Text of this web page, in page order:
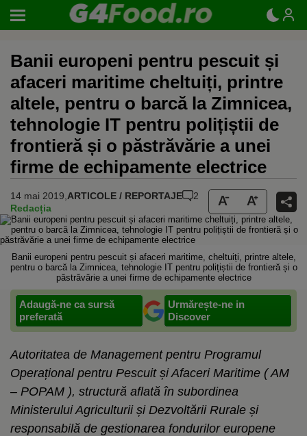
Banii europeni pentru pescuit și
afaceri maritime cheltuiți, printre
altele, pentru o barcă la Zimnicea,
tehnologie IT pentru polițiștii de
frontieră și o păstrăvărie a unei
firme de echipamente electrice
14 mai 2019, ARTICOLE / REPORTAJE
2
Redacția
Banii europeni pentru pescuit și afaceri maritime, cheltuiți, printre altele,
pentru o barcă la Zimnicea, tehnologie IT pentru polițiștii de frontieră și o
păstrăvărie a unei firme de echipamente electrice
Adaugă-ne ca sursă
preferată
Urmărește-ne in
Discover
Autoritatea de Management pentru Programul
Operațional pentru Pescuit și Afaceri Maritime ( AM
– POPAM ), structură aflată în subordinea
Ministerului Agriculturii și Dezvoltării Rurale și
responsabilă de gestionarea fondurilor europene